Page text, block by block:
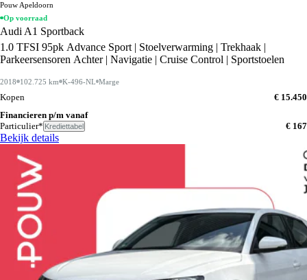
Pouw Apeldoorn
Op voorraad
Audi A1 Sportback
1.0 TFSI 95pk Advance Sport | Stoelverwarming | Trekhaak |
Parkeersensoren Achter | Navigatie | Cruise Control | Sportstoelen
2018 102.725 km K-496-NL Marge
Kopen
€ 15.450
Financieren p/m vanaf
Particulier* Krediettabel € 167
Bekijk details